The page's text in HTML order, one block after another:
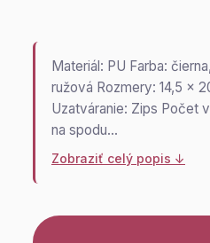
Materiál: PU Farba:
ružová Rozmery: 14,5 x
Uzatváranie: Zips Počet
na spodu…
Zobraziť celý popis ↓